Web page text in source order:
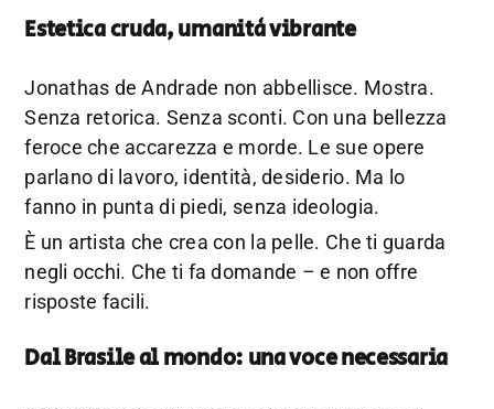
Estetica cruda, umanità vibrante
Jonathas de Andrade non abbellisce. Mostra.
Senza retorica. Senza sconti. Con una bellezza
feroce che accarezza e morde. Le sue opere
parlano di lavoro, identità, desiderio. Ma lo
fanno in punta di piedi, senza ideologia.
È un artista che crea con la pelle. Che ti guarda
negli occhi. Che ti fa domande – e non offre
risposte facili.
Dal Brasile al mondo: una voce necessaria